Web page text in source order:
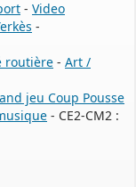
- Video
-
routière - Art /
jeu Coup Pousse
- CE2-CM2 :